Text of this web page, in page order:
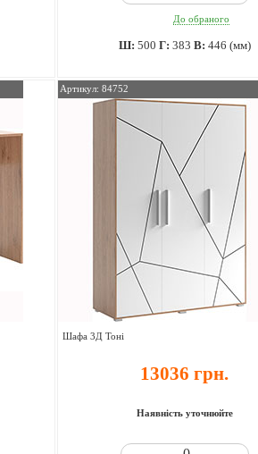
До обраного
Ш: 500 Г: 383 В: 446 (мм)
Артикул: 84752
Шафа 3Д Тоні
13036 грн.
Наявність уточнюйте